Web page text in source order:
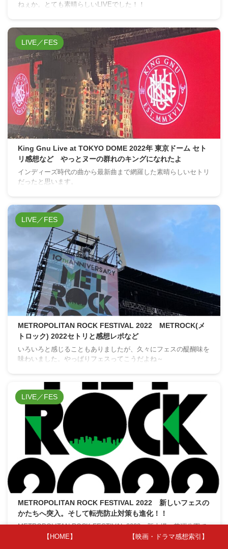
ねぇか。とても素晴らしいLIVEでした！！
LIVE／FES
King Gnu Live at TOKYO DOME 2022年 東京ドーム セト
リ感想など やっとヌーの群れのキングになれたよ
インディーズ時代の曲から最新曲まで網羅した素晴らしいセトリ
だったと思います。
LIVE／FES
METROPOLITAN ROCK FESTIVAL 2022 METROCK(メ
トロック) 2022セトリと感想レポなど
いろいろと感じることもありましたが、久々にフェスの醍醐味を
味わいました。やっぱりフェスってこうだよね～
LIVE／FES
METROPOLITAN ROCK FESTIVAL 2022 新しいフェスの
かたちへ突入。そして転売防止対策も進化！！
METROPOLITAN ROCK FESTIVAL 2022。新木場・若洲公園で
開催されるフェスですね。いろいろと悩みましたが、【東京】
【HOME】 【映画・ドラマ感想索引】